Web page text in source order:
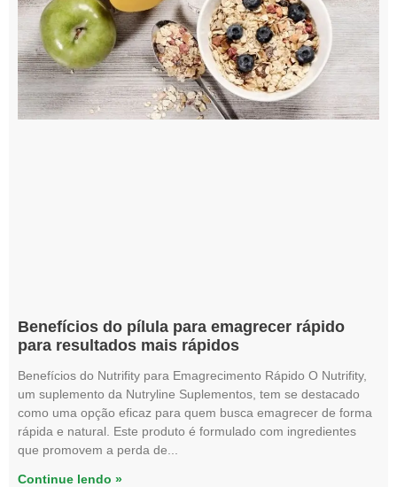
Benefícios do pílula para emagrecer rápido
para resultados mais rápidos
Benefícios do Nutrifity para Emagrecimento Rápido O Nutrifity,
um suplemento da Nutryline Suplementos, tem se destacado
como uma opção eficaz para quem busca emagrecer de forma
rápida e natural. Este produto é formulado com ingredientes
que promovem a perda de
Continue lendo »